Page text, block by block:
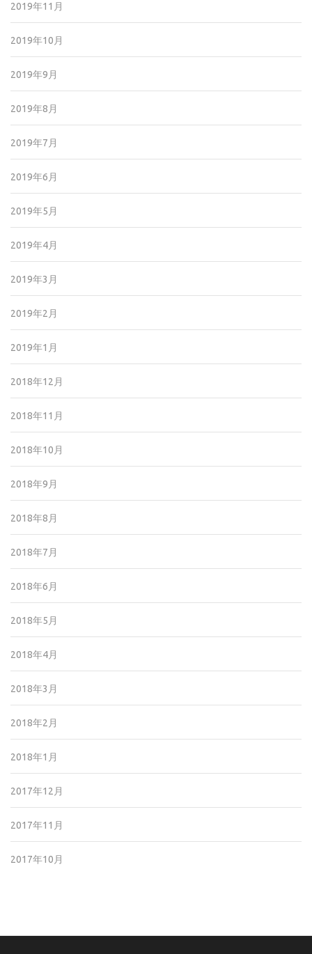
2019年11月
2019年10月
2019年9月
2019年8月
2019年7月
2019年6月
2019年5月
2019年4月
2019年3月
2019年2月
2019年1月
2018年12月
2018年11月
2018年10月
2018年9月
2018年8月
2018年7月
2018年6月
2018年5月
2018年4月
2018年3月
2018年2月
2018年1月
2017年12月
2017年11月
2017年10月